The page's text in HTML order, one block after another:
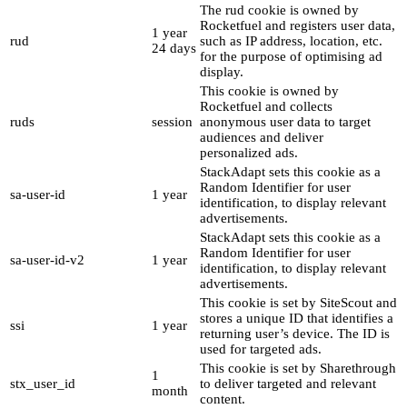
rud
1 year
24 days
The rud cookie is owned by
Rocketfuel and registers user data,
such as IP address, location, etc.
for the purpose of optimising ad
display.
ruds session
This cookie is owned by
Rocketfuel and collects
anonymous user data to target
audiences and deliver
personalized ads.
sa-user-id 1 year
StackAdapt sets this cookie as a
Random Identifier for user
identification, to display relevant
advertisements.
sa-user-id-v2 1 year
StackAdapt sets this cookie as a
Random Identifier for user
identification, to display relevant
advertisements.
ssi 1 year
This cookie is set by SiteScout and
stores a unique ID that identifies a
returning user’s device. The ID is
used for targeted ads.
stx_user_id
1
month
This cookie is set by Sharethrough
to deliver targeted and relevant
content.